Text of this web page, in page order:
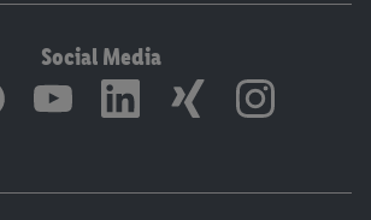
Social Media